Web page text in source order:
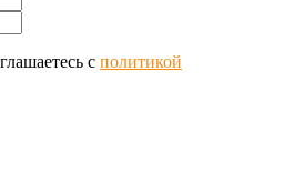
с политикой